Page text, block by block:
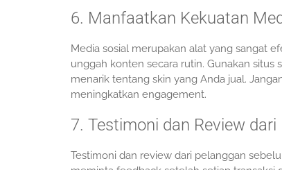
6. Manfaatkan Kekuatan
Media sosial merupakan alat yang sangat
unggah konten secara rutin. Gunakan situs
menarik tentang skin yang Anda jual.
meningkatkan engagement.
7. Testimoni dan Review dari
Testimoni dan review dari pelanggan